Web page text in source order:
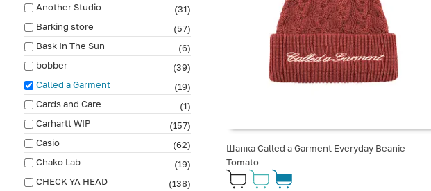
Another Studio
(31)
Barking store
(57)
Bask In The Sun
(6)
bobber
(39)
Called a Garment
(19)
Cards and Care
(1)
Carhartt WIP
(157)
Casio
(62)
Chako Lab
(19)
CHECK YA HEAD
(138)
Шапка Called a Garment Everyday Beanie
Tomato